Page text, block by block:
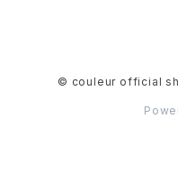
© couleur official